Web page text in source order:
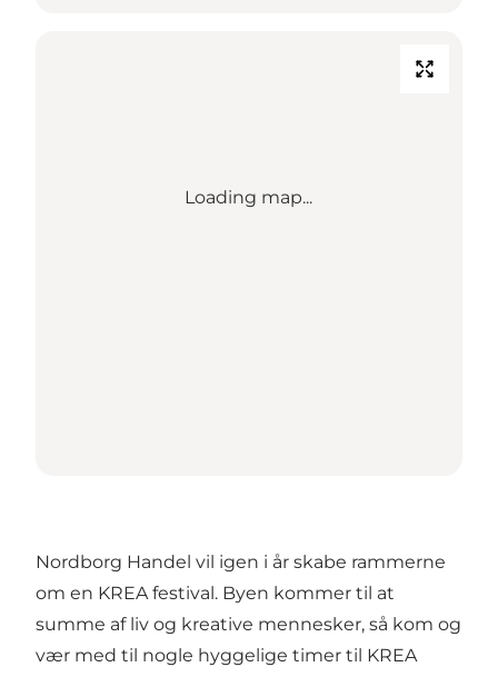
Loading map...
Nordborg Handel vil igen i år skabe rammerne
om en KREA festival. Byen kommer til at
summe af liv og kreative mennesker, så kom og
vær med til nogle hyggelige timer til KREA